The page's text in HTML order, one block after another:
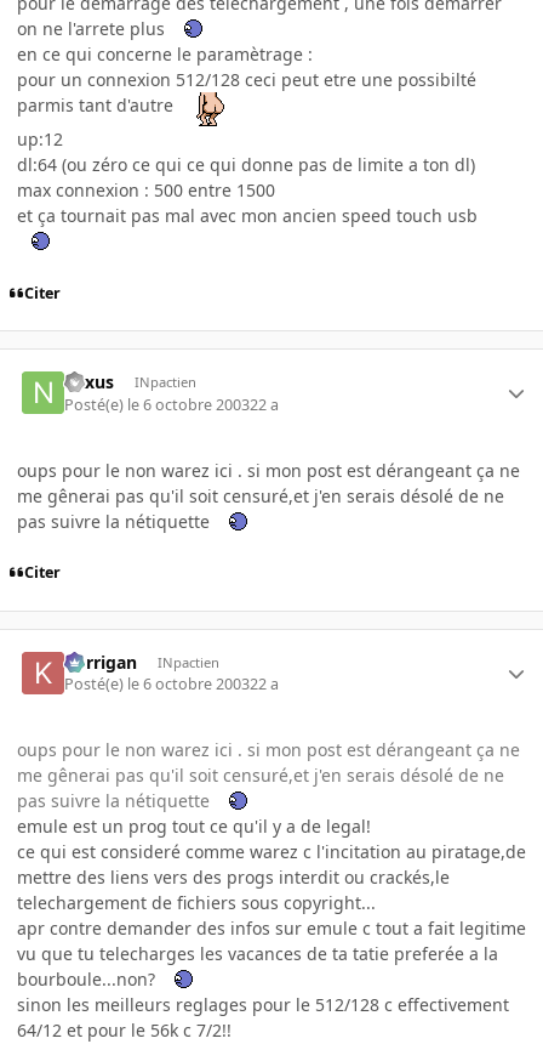
on ne l'arrete plus
en ce qui concerne le paramètrage :
pour un connexion 512/128 ceci peut etre une possibilté
parmis tant d'autre
up:12
dl:64 (ou zéro ce qui ce qui donne pas de limite a ton dl)
max connexion : 500 entre 1500
et ça tournait pas mal avec mon ancien speed touch usb
Citer
nexus INpactien
Posté(e) le 6 octobre 200322 a
oups pour le non warez ici . si mon post est dérangeant ça ne
me gênerai pas qu'il soit censuré,et j'en serais désolé de ne
pas suivre la nétiquette
Citer
korrigan INpactien
Posté(e) le 6 octobre 200322 a
oups pour le non warez ici . si mon post est dérangeant ça ne
me gênerai pas qu'il soit censuré,et j'en serais désolé de ne
pas suivre la nétiquette
emule est un prog tout ce qu'il y a de legal!
ce qui est consideré comme warez c l'incitation au piratage,de
mettre des liens vers des progs interdit ou crackés,le
telechargement de fichiers sous copyright...
apr contre demander des infos sur emule c tout a fait legitime
vu que tu telecharges les vacances de ta tatie preferée a la
bourboule...non?
sinon les meilleurs reglages pour le 512/128 c effectivement
64/12 et pour le 56k c 7/2!!